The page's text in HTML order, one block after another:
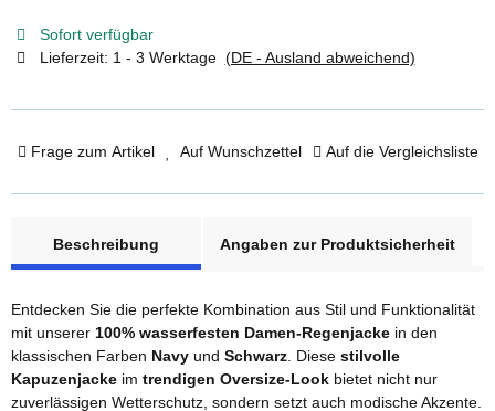
Sofort verfügbar
Lieferzeit: 1 - 3 Werktage (DE - Ausland abweichend)
Frage zum Artikel Auf Wunschzettel Auf die Vergleichsliste
Beschreibung
Angaben zur Produktsicherheit
Entdecken Sie die perfekte Kombination aus Stil und Funktionalität
mit unserer 100% wasserfesten Damen-Regenjacke in den
klassischen Farben Navy und Schwarz . Diese stilvolle
Kapuzenjacke im trendigen Oversize-Look bietet nicht nur
zuverlässigen Wetterschutz, sondern setzt auch modische Akzente.